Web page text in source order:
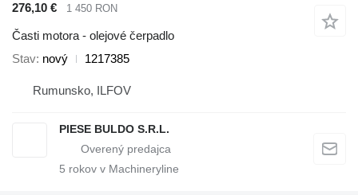
276,10 € 1 450 RON
Časti motora - olejové čerpadlo
Stav nový 1217385
Rumunsko, ILFOV
PIESE BULDO S.R.L.
5 rokov v Machineryline